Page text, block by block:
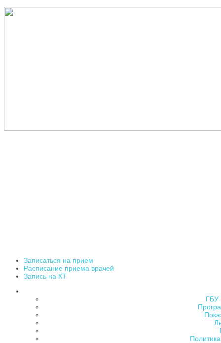
Записаться на прием
Расписание приема врачей
Запись на КТ
ГБУ